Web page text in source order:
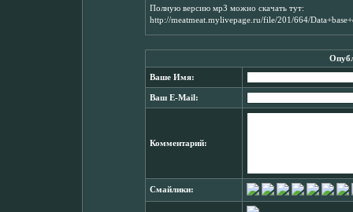
Полную версию мрЗ можно скачать тут:
http://meatmeat.mylivepage.ru/file/201/664/
Ваше Имя:
Ваш E-Mail:
Комментарий:
Смайлики: